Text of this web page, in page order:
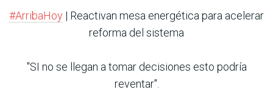
#ArribaHoy | Reactivan mesa energética para acelerar
reforma del sistema
"SI no se llegan a tomar decisiones esto podría
reventar".